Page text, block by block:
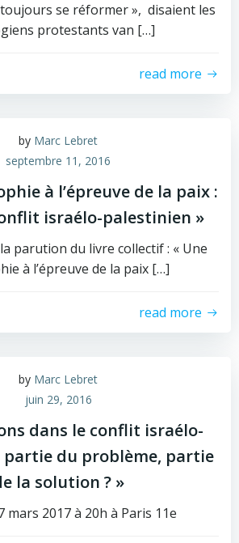
se réformer », disaient les
protestants van […]
read more
by Marc Lebret
septembre 11, 2016
à l’épreuve de la paix :
israélo-palestinien »
la parution du livre collectif : « Une
à l’épreuve de la paix […]
read more
by Marc Lebret
juin 29, 2016
dans le conflit israélo-
partie du problème, partie
la solution ? »
mars 2017 à 20h à Paris 11e